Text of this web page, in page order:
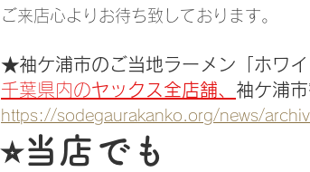
ご来店心よりお待ち致しております。
★袖ケ浦市のご当地ラーメン「ホワ
千葉県内のヤックス全店舗、 袖ケ浦
https://sodegaurakanko.org/news/
⭐︎当店でも